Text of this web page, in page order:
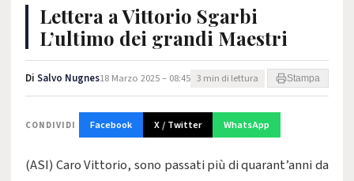
Lettera a Vittorio Sgarbi
L’ultimo dei grandi Maestri
Di Salvo Nugnes18 Marzo 2025 – 08:45 3 min di lettura Stampa
CONDIVIDI Facebook X / Twitter WhatsApp
(ASI) Caro Vittorio, sono passati più di quarant’anni da